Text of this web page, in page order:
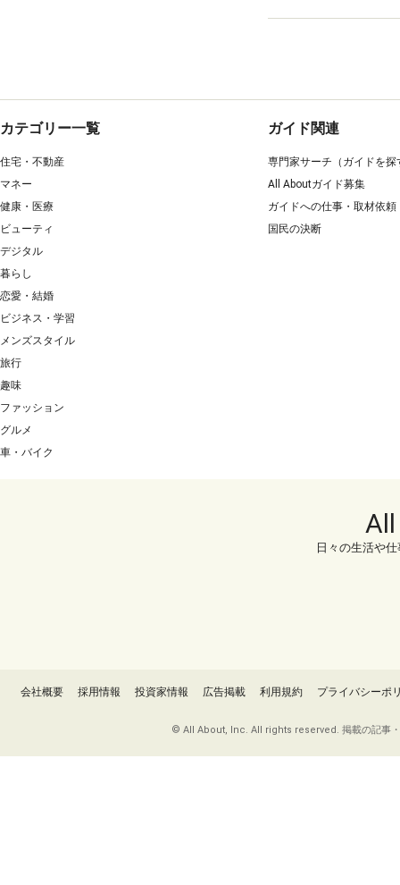
カテゴリー一覧
住宅・不動産
マネー
健康・医療
ビューティ
デジタル
暮らし
恋愛・結婚
ビジネス・学習
メンズスタイル
旅行
趣味
ファッション
グルメ
車・バイク
ガイド関連
専門家サーチ（ガイドを探
All Aboutガイド募集
ガイドへの仕事・取材依頼
国民の決断
日々の生活や
会社概要 採用情報 投資家情報 広告掲載 利用規約 プライバシーポ
© All About, Inc. All rights reserved. 掲載の記事・